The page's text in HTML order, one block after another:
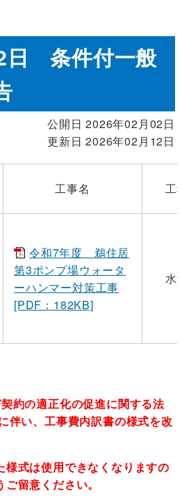
日 条件付一般
公開日 2026年02月02日
更新日 2026年02月12日
工事名 工
令和7年度 鵜住居
第3ポンプ場ウォータ
ーハンマー対策工事
[PDF：182KB]
水
約の適正化の促進に関する法
伴い、工事費内訳書の様式を改
式は使用できなくなりますの
留意ください。